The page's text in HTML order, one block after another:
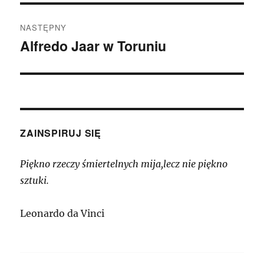
NASTĘPNY
Następny
Alfredo Jaar w Toruniu
ZAINSPIRUJ SIĘ
Piękno rzeczy śmiertelnych mija,lecz nie piękno
sztuki.
Leonardo da Vinci